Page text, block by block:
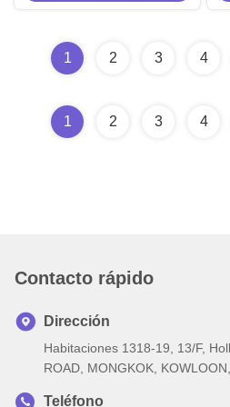
10-80V DC para advertencia de
1 2 3 4
1 2 3 4
Contacto rápido
Dirección
Habitaciones 1318-19, 13/F,
ROAD, MONGKOK,
Teléfono